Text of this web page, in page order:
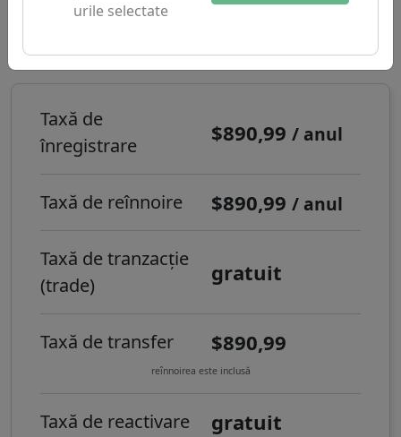
urile selectate
Contact
internet .集团?
Taxă de
înregistrare
$890,99 / anul
Taxă de reînnoire $890,99 / anul
Taxă de tranzacție
(trade)
gratuit
Taxă de transfer $890,99
reînnoirea este inclusă
Taxă de reactivare gratuit